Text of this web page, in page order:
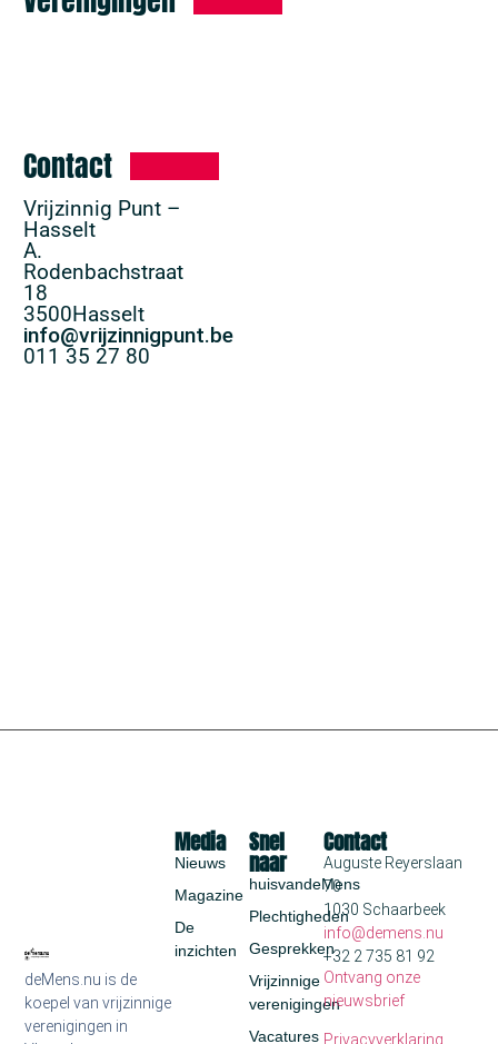
Contact
Vrijzinnig Punt –
Hasselt
A.
Rodenbachstraat
18
3500Hasselt
info@vrijzinnigpunt.be
011 35 27 80
deMens.nu is de
koepel van vrijzinnige
verenigingen in
Snel
naar
huisvandeMens
Plechtigheden
Gesprekken
Vrijzinnige
verenigingen
Vacatures
Media
Nieuws
Magazine
De
inzichten
Contact
Auguste Reyerslaan
70
1030 Schaarbeek
info@demens.nu
+32 2 735 81 92
Ontvang onze
nieuwsbrief
Privacyverklaring